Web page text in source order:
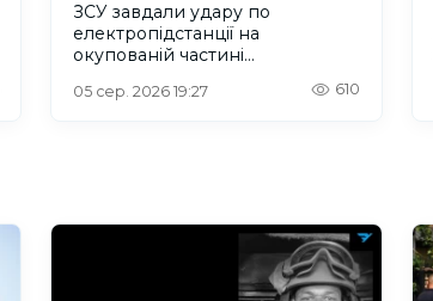
ЗСУ завдали удару по
електропідстанції на
окупованій частині
05 сер. 2026 19:27 610